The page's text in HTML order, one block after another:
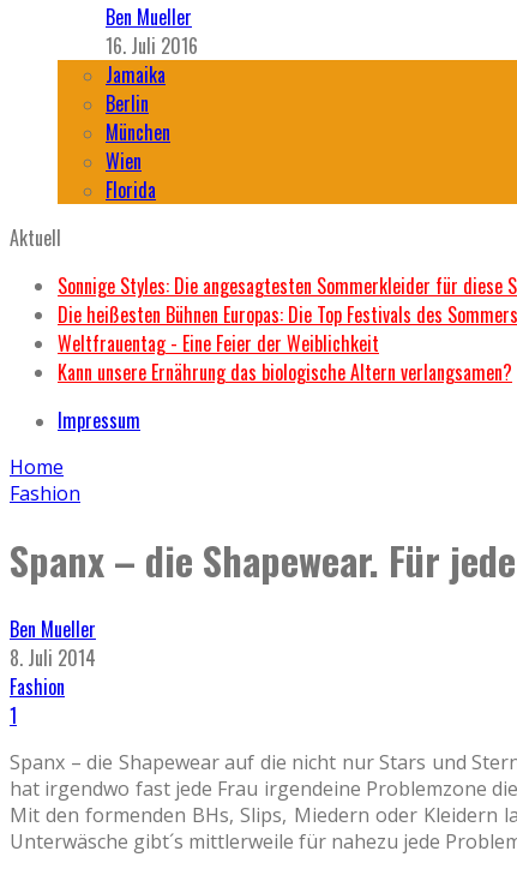
Ben Mueller
16. Juli 2016
Jamaika
Berlin
München
Wien
Florida
Aktuell
Sonnige Styles: Die angesagtesten Sommerkleider für diese
Die heißesten Bühnen Europas: Die Top Festivals des
Weltfrauentag - Eine Feier der Weiblichkeit
Kann unsere Ernährung das biologische Altern verlangsamen?
Impressum
Home
Fashion
Spanx – die Shapewear. Für
Ben Mueller
8. Juli 2014
Fashion
1
Spanx – die Shapewear auf die nicht nur Stars und
hat irgendwo fast jede Frau irgendeine Problemzone
Mit den formenden BHs, Slips, Miedern oder Kleidern
Unterwäsche gibt´s mittlerweile für nahezu jede